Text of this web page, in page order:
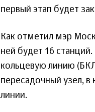
первый этап будет
Как отметил мэр
ней будет 16
кольцевую линию
пересадочный узел,
линии.